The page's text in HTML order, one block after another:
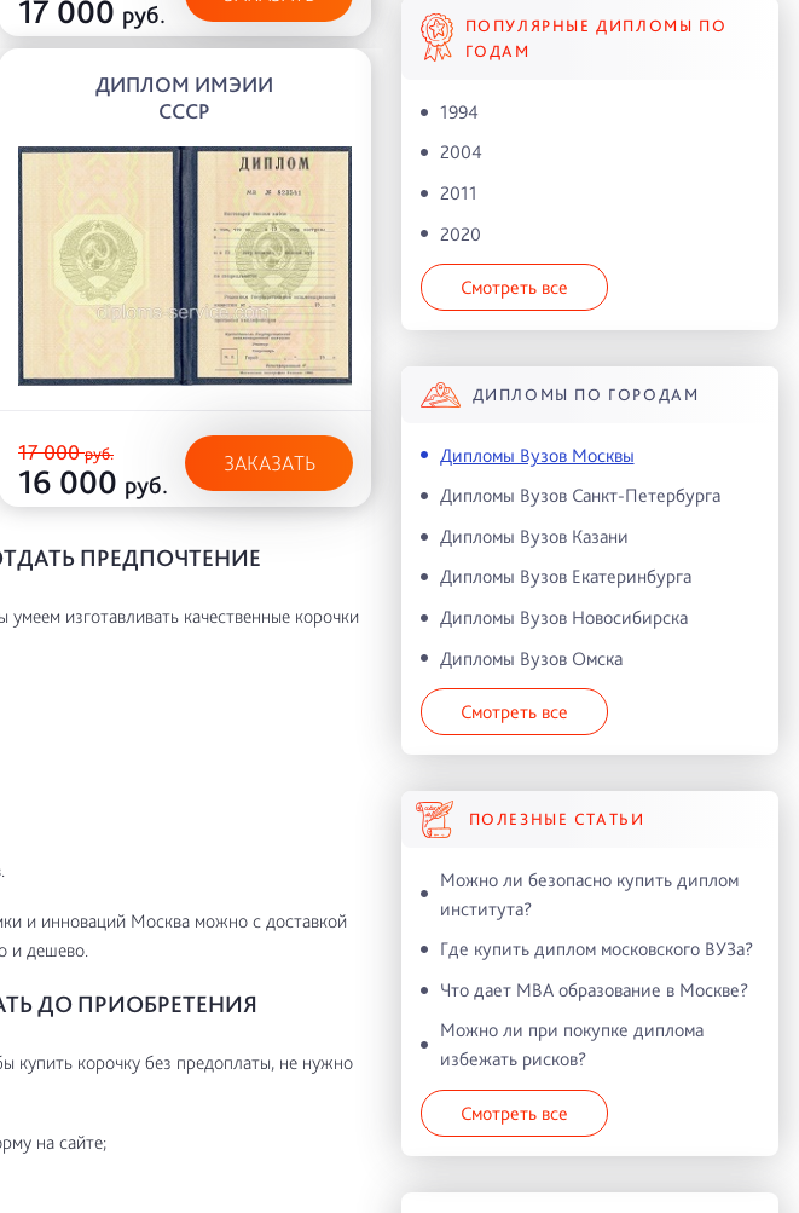
17 000 руб.
ДИПЛОМ ИМЭИИ
СССР
17 000руб.
16 000 руб.
ЗАКАЗАТЬ
ПРЕДПОЧТЕНИЕ
изготавливать качественные корочки
и инноваций Москва можно с доставкой
и дешево.
ДО ПРИОБРЕТЕНИЯ
купить корочку без предоплаты, не нужно
на сайте;
ПОПУЛЯРНЫЕ ДИПЛОМЫ ПО
ГОДАМ
1994
2004
2011
2020
Смотреть все
ДИПЛОМЫ ПО ГОРОДАМ
Дипломы Вузов Москвы
Дипломы Вузов Санкт-Петербурга
Дипломы Вузов Казани
Дипломы Вузов Екатеринбурга
Дипломы Вузов Новосибирска
Дипломы Вузов Омска
Смотреть все
ПОЛЕЗНЫЕ СТАТЬИ
Можно ли безопасно купить диплом
института?
Где купить диплом московского ВУЗа?
Что дает MBA образование в Москве?
Можно ли при покупке диплома
избежать рисков?
Смотреть все